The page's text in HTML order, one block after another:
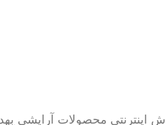
اینترنتی محصولات آرایشی